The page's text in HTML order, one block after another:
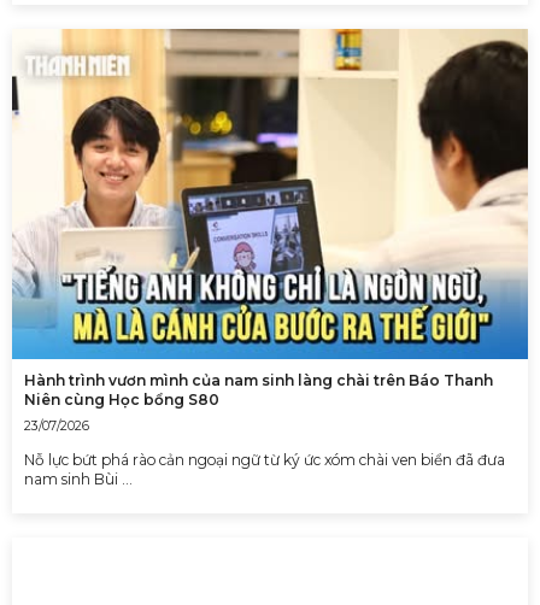
Hành trình vươn mình của nam sinh làng chài trên Báo Thanh
Niên cùng Học bổng S80
23/07/2026
Nỗ lực bứt phá rào cản ngoại ngữ từ ký ức xóm chài ven biển đã đưa
nam sinh Bùi …